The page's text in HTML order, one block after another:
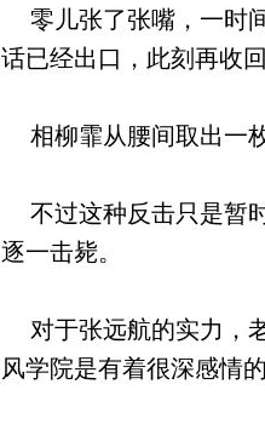
零儿张了张嘴，一时
话已经出口，此刻再收
相柳霏从腰间取出一
不过这种反击只是暂
逐一击毙。
对于张远航的实力，
风学院是有着很深感情